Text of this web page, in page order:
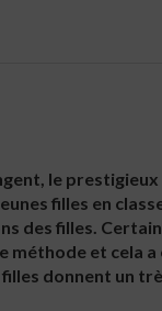
le
filles en
des filles.
et cela a
donnent un